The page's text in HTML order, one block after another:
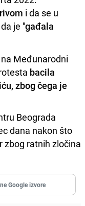
i da se u
je "gađala
Međunarodni
bacila
zbog čega je
Beograda
dana nakon što
zbog ratnih zločina
Google izvore